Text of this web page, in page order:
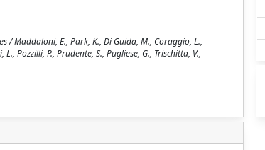
/ Maddaloni, E., Park, K., Di Guida, M., Coraggio, L.,
Pozzilli, P., Prudente, S., Pugliese, G., Trischitta, V.,